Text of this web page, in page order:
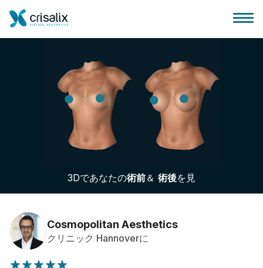
外科医ホーム
3Dビジネスプラットフォーム
サブスクリプションプラン
患者様のレビュー
3Dであなたの術前＆ 術後を見
Cosmopolitan Aesthetics
クリニック Hannoverに